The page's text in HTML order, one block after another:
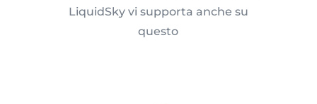
LiquidSky vi supporta anche su
questo